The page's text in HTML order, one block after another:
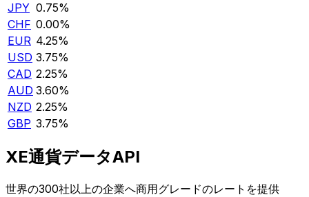
JPY 0.75%
CHF 0.00%
EUR 4.25%
USD 3.75%
CAD 2.25%
AUD 3.60%
NZD 2.25%
GBP 3.75%
XE通貨データAPI
世界の300社以上の企業へ商用グレードのレートを提供